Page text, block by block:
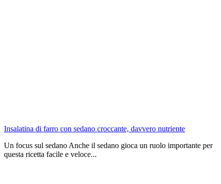
Insalatina di farro con sedano croccante, davvero nutriente
Un focus sul sedano Anche il sedano gioca un ruolo importante per
questa ricetta facile e veloce...